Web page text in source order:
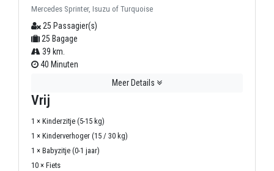
Mercedes Sprinter, Isuzu of Turquoise
25 Passagier(s)
25 Bagage
39 km.
40 Minuten
Meer Details
Vrij
1 × Kinderzitje (5-15 kg)
1 × Kinderverhoger (15 / 30 kg)
1 × Babyzitje (0-1 jaar)
10 × Fiets